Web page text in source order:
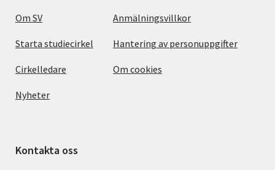
Om SV
Starta studiecirkel
Cirkelledare
Nyheter
Anmälningsvillkor
Hantering av personuppgifter
Om cookies
Kontakta oss